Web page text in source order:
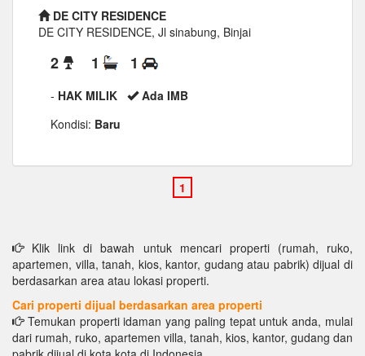
DE CITY RESIDENCE
DE CITY RESIDENCE, Jl sinabung, Binjai
2 1 1
- HAK MILIK
Ada IMB
Kondisi: Baru
Klik link di bawah untuk mencari properti (rumah, ruko,
apartemen, villa, tanah, kios, kantor, gudang atau pabrik) dijual di
berdasarkan area atau lokasi properti.
Cari properti dijual berdasarkan area properti
Temukan properti idaman yang paling tepat untuk anda, mulai
dari rumah, ruko, apartemen villa, tanah, kios, kantor, gudang dan